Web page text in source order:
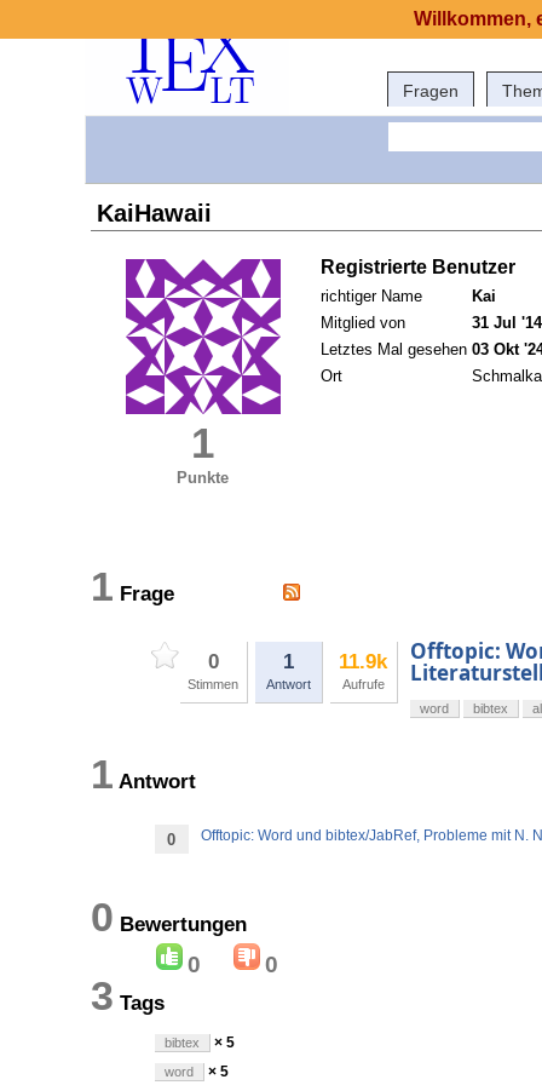
Fragen
KaiHawaii
1
Punkte
Registrierte Benutzer
richtiger Name
Kai
Mitglied von
31 Jul
Letztes Mal gesehen 03 Okt
Ort
1 Frage
0
Stimmen
1
Antwort
11.9k
Aufrufe
Offtopic:
word bibtex
1 Antwort
0 Offtopic: Word und bibtex/JabRef, Probleme mit N.
0 Bewertungen
0 0
3 Tags
bibtex × 5
word × 5
Willkommen,